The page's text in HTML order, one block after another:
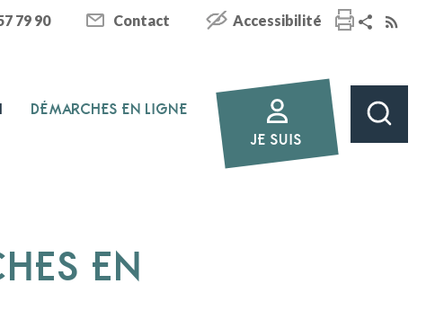
79 90 Contact Accessibilité
DÉMARCHES EN LIGNE
JE SUIS
EN